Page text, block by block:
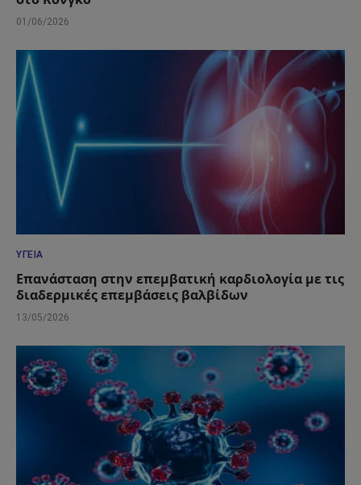
01/06/2026
ΥΓΕΊΑ
Επανάσταση στην επεμβατική καρδιολογία με τις
διαδερμικές επεμβάσεις βαλβίδων
13/05/2026